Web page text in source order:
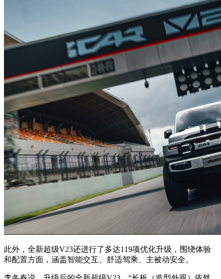
此外，全新超级V23还进行了多达119项优化升级，围绕体验
和配置方面，涵盖智能交互、舒适驾乘、主被动安全。